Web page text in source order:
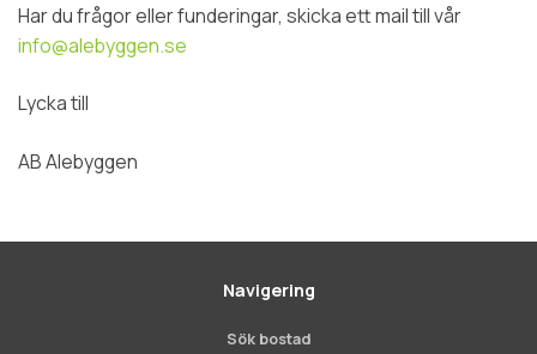
Har du frågor eller funderingar, skicka ett mail till vår
info@alebyggen.se
Lycka till
AB Alebyggen
Navigering
Sök bostad